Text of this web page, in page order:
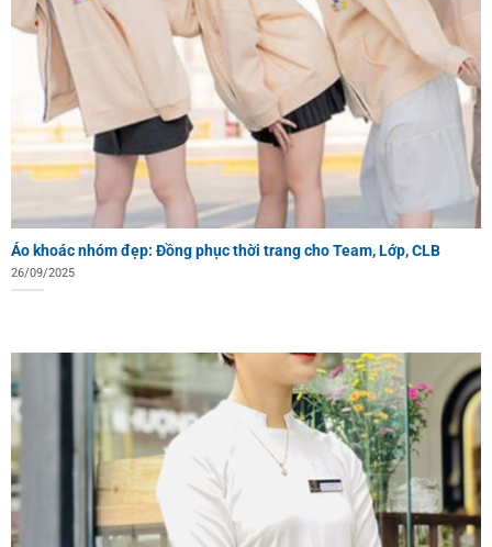
Áo khoác nhóm đẹp: Đồng phục thời trang cho Team, Lớp, CLB
26/09/2025